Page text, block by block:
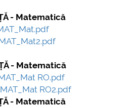
- Matematică
- Matematică
RO.pdf
RO2.pdf
- Matematică